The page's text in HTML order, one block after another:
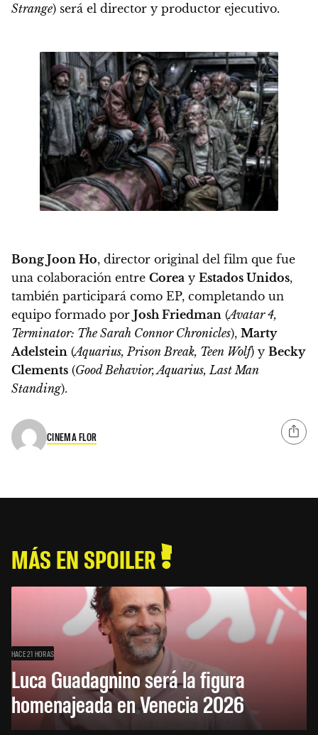
Strange) será el director y productor ejecutivo.
Bong Joon Ho, director original del film que fue
una colaboración entre Corea y Estados Unidos,
también participará como EP, completando un
equipo formado por Josh Friedman (Avatar 4,
Terminator: The Sarah Connor Chronicles), Marty
Adelstein (Aquarius, Prison Break, Teen Wolf) y Becky
Clements (Good Behavior, Aquarius, Last Man
Standing).
CINEMA FLOR
MÁS EN SPOILER
HACE 21 HORAS
Luca Guadagnino será la figura
homenajeada en Venecia 2026